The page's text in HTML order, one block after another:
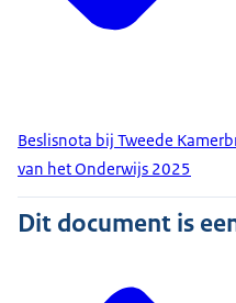
Beslisnota bij Tweede
van het Onderwijs 2025
Dit document is